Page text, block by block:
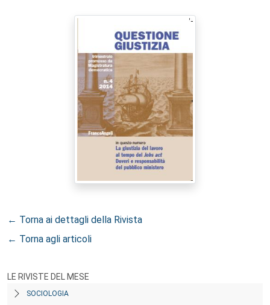
← Torna ai dettagli della Rivista
← Torna agli articoli
LE RIVISTE DEL MESE
SOCIOLOGIA